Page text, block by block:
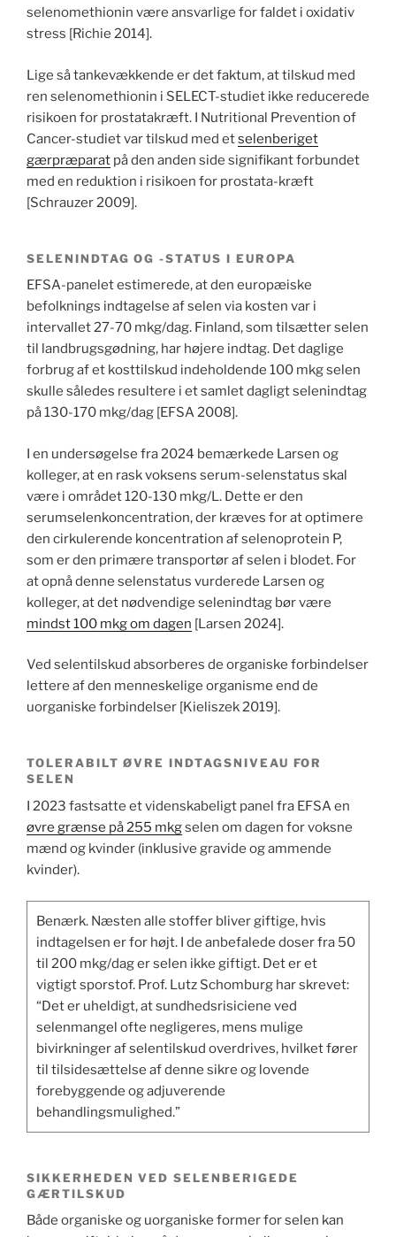
selenomethionin være ansvarlige for faldet i oxidativ
stress [Richie 2014].
Lige så tankevækkende er det faktum, at tilskud med
ren selenomethionin i SELECT-studiet ikke reducerede
risikoen for prostatakræft. I Nutritional Prevention of
Cancer-studiet var tilskud med etselenberiget
gærpræparat på den anden side signifikant forbundet
med en reduktion i risikoen for prostata-kræft
[Schrauzer 2009].
SELENINDTAG OG -STATUS I EUROPA
EFSA-panelet estimerede, at den europæiske
befolknings indtagelse af selen via kosten var i
intervallet 27-70 mkg/dag. Finland, som tilsætter selen
til landbrugsgødning, har højere indtag. Det daglige
forbrug af et kosttilskud indeholdende 100 mkg selen
skulle således resultere i et samlet dagligt selenindtag
på 130-170 mkg/dag [EFSA 2008].
I en undersøgelse fra 2024 bemærkede Larsen og
kolleger, at en rask voksens serum-selenstatus skal
være i området 120-130 mkg/L. Dette er den
serumselenkoncentration, der kræves for at optimere
den cirkulerende koncentration af selenoprotein P,
som er den primære transportør af selen i blodet. For
at opnå denne selenstatus vurderede Larsen og
kolleger, at det nødvendige selenindtag bør være
mindst 100 mkg om dagen [Larsen 2024].
Ved selentilskud absorberes de organiske forbindelser
lettere af den menneskelige organisme end de
uorganiske forbindelser [Kieliszek 2019].
TOLERABILT ØVRE INDTAGSNIVEAU FOR
SELEN
I 2023 fastsatte et videnskabeligt panel fra EFSA en
øvre grænse på 255 mkgselen om dagen for voksne
mænd og kvinder (inklusive gravide og ammende
kvinder).
Benærk. Næsten alle stoffer bliver giftige, hvis
indtagelsen er for højt. I de anbefalede doser fra 50
til 200 mkg/dag er selen ikke giftigt. Det er et
vigtigt sporstof. Prof. Lutz Schomburg har skrevet:
“Det er uheldigt, at sundhedsrisiciene ved
selenmangel ofte negligeres, mens mulige
bivirkninger af selentilskud overdrives, hvilket fører
til tilsidesættelse af denne sikre og lovende
forebyggende og adjuverende
behandlingsmulighed.”
SIKKERHEDEN VED SELENBERIGEDE
GÆRTILSKUD
Både organiske og uorganiske former for selen kan